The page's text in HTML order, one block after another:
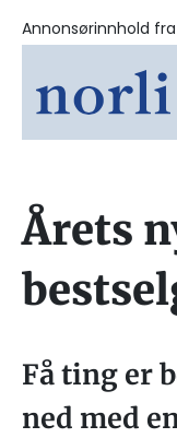
Annonsørinnhold fra
Årets
Få ting er
ned med